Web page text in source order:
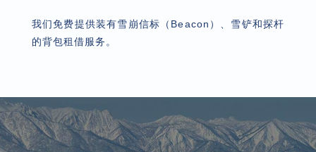
我们免费提供装有雪崩信标（Beacon）、雪铲和探杆
的背包租借服务。